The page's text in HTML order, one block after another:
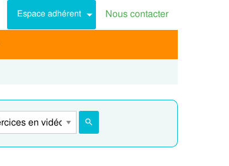
Espace adhérent Nous contacter